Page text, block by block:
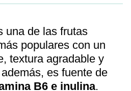
una de las frutas
populares con un
textura agradable y
es fuente de
B6 e inulina.